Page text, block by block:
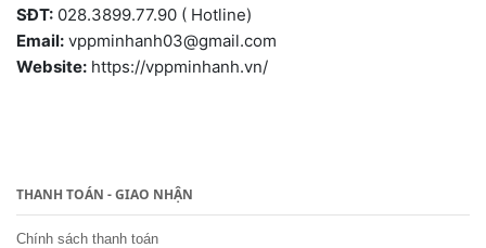
SĐT: 028.3899.77.90 ( Hotline)
Email: vppminhanh03@gmail.com
Website: https://vppminhanh.vn/
THANH TOÁN - GIAO NHẬN
Chính sách thanh toán